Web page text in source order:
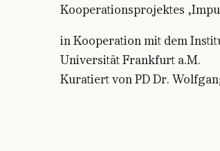
Kooperationsprojektes
in Kooperation mit dem
Universität Frankfurt a.M.
Kuratiert von PD Dr.